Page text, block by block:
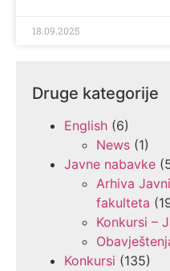
18.09.2025
Druge kategorije
English (6)
News (1)
Javne nabavke
Arhiva
fakulteta
Konkursi –
Konkursi (135)